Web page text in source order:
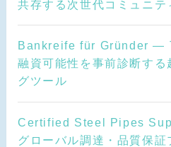
共存する次世代コミュニテ
Bankreife für Gründer —
融資可能性を事前診断する
グツール
Certified Steel Pipes
グローバル調達・品質保証